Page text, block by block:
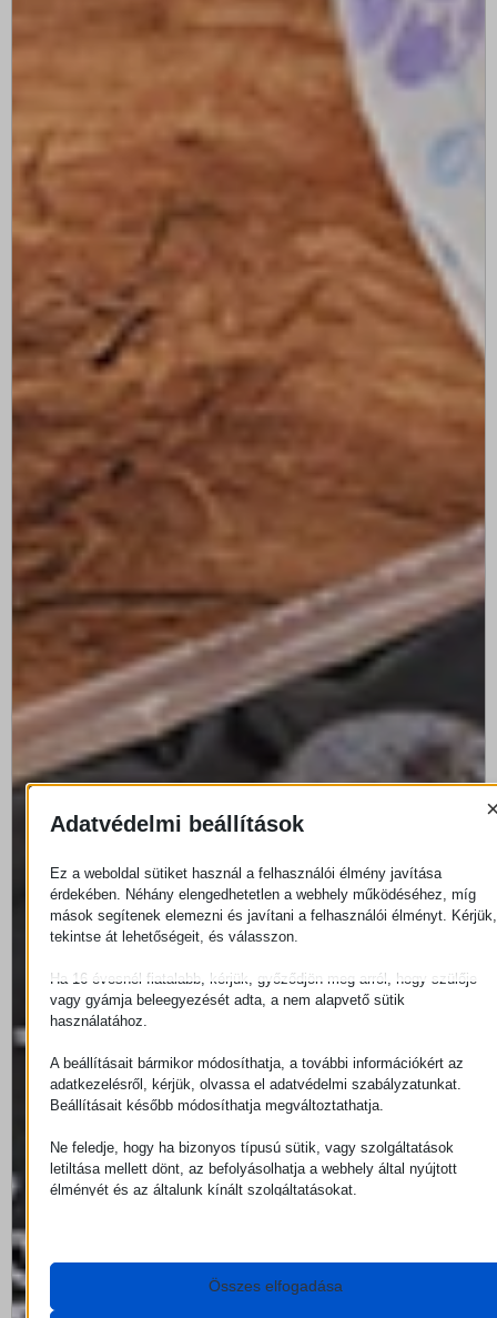
Adatvédelmi beállítások
Ez a weboldal sütiket használ a felhasználói élmény javítása
érdekében. Néhány elengedhetetlen a webhely működéséhez, míg
mások segítenek elemezni és javítani a felhasználói élményt. Kérjük,
tekintse át lehetőségeit, és válasszon.
Ha 16 évesnél fiatalabb, kérjük, győződjön meg arról, hogy szülője
vagy gyámja beleegyezését adta, a nem alapvető sütik
használatához.
A beállításait bármikor módosíthatja, a további információkért az
adatkezelésről, kérjük, olvassa el adatvédelmi szabályzatunkat.
Beállításait később módosíthatja megváltoztathatja.
Ne feledje, hogy ha bizonyos típusú sütik, vagy szolgáltatások
letiltása mellett dönt, az befolyásolhatja a webhely által nyújtott
élményét és az általunk kínált szolgáltatásokat.
Az alapvető sütik és szolgáltatások biztosítják az oldal megfelelő
működéséhez. Ezek a sütik és szolgáltatások a GDPR szerint
Összes elfogadása